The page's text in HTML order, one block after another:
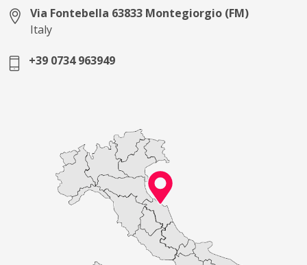
Via Fontebella 63833 Montegiorgio (FM)
Italy
+39 0734 963949